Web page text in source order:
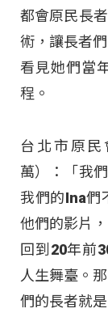
都會原民長
術，讓長者
看見她們當
程。
台北市原
萬）：「我
我們的Ina們
他們的影片
回到20年前
人生舞臺。
們的長者就